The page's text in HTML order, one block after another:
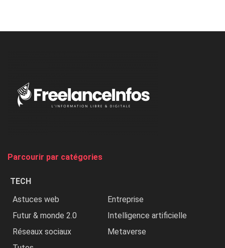
Nigeria,
Parcourir par catégories
TECH
Astuces web
Entreprise
Futur & monde 2.0
Intelligence artificielle
Réseaux sociaux
Metaverse